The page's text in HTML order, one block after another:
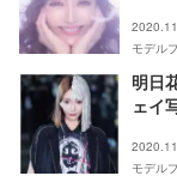
モデル
明日
ェイ
モデル